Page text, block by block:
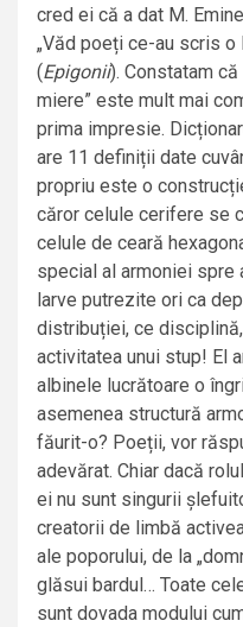
cred ei că a dat M.
„Văd poeți ce-au scris o
(Epigonii). Constatam
miere” este mult mai
prima impresie.
are 11 definiții date
propriu este o
căror celule cerifere se
celule de ceară
special al armoniei spre
larve putrezite ori ca
distribuției, ce
activitatea unui stup! El
albinele lucrătoare o
asemenea structură
făurit-o? Poeții, vor
adevărat. Chiar dacă
ei nu sunt singurii
creatorii de limbă
ale poporului, de la
glăsui bardul… Toate
sunt dovada modului